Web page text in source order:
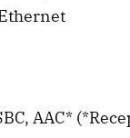
AAC*